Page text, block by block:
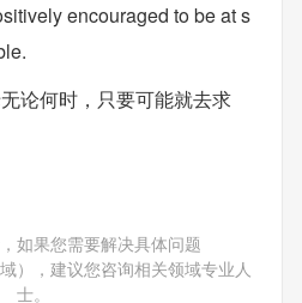
encouraged to be at s
论何时，只要可能就去求
如果您需要解决具体问题
），建议您咨询相关领域专业人
士。